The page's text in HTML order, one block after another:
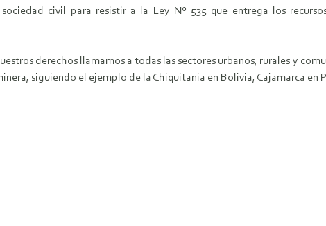
civil para resistir a la Ley Nº 535 que entrega los
derechos llamamos a todas las sectores urbanos, rurales y
siguiendo el ejemplo de la Chiquitania en Bolivia, Cajamarca en